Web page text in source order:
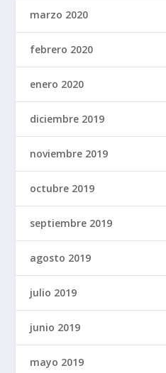
marzo 2020
febrero 2020
enero 2020
diciembre 2019
noviembre 2019
octubre 2019
septiembre 2019
agosto 2019
julio 2019
junio 2019
mayo 2019